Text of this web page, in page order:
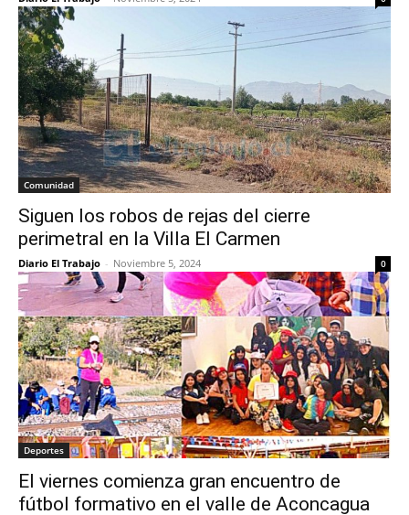
Comunidad
Siguen los robos de rejas del cierre
perimetral en la Villa El Carmen
Diario El Trabajo - Noviembre 5, 2024 0
Deportes
El viernes comienza gran encuentro de
fútbol formativo en el valle de Aconcagua